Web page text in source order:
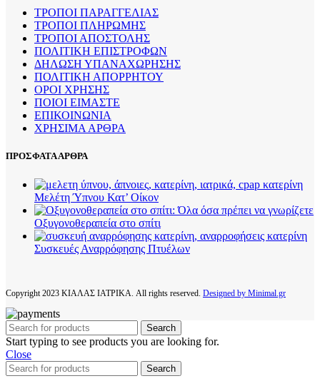
ΤΡΟΠΟΙ ΠΑΡΑΓΓΕΛΙΑΣ
ΤΡΟΠΟΙ ΠΛΗΡΩΜΗΣ
ΤΡΟΠΟΙ ΑΠΟΣΤΟΛΗΣ
ΠΟΛΙΤΙΚΗ ΕΠΙΣΤΡΟΦΩΝ
ΔΗΛΩΣΗ ΥΠΑΝΑΧΩΡΗΣΗΣ
ΠΟΛΙΤΙΚΗ ΑΠΟΡΡΗΤΟΥ
ΟΡΟΙ ΧΡΗΣΗΣ
ΠΟΙΟΙ ΕΙΜΑΣΤΕ
ΕΠΙΚΟΙΝΩΝΙΑ
ΧΡΗΣΙΜΑ ΑΡΘΡΑ
ΠΡΟΣΦΑΤΑ ΑΡΘΡΑ
Μελέτη Ύπνου Κατ’ Οίκον
Οξυγονοθεραπεία στο σπίτι
Συσκευές Αναρρόφησης Πτυέλων
Copyright 2023 ΚΙΑΛΑΣ ΙΑΤΡΙΚΑ. All rights reserved. Designed by Minimal.gr
Search
Start typing to see products you are looking for.
Close
Search